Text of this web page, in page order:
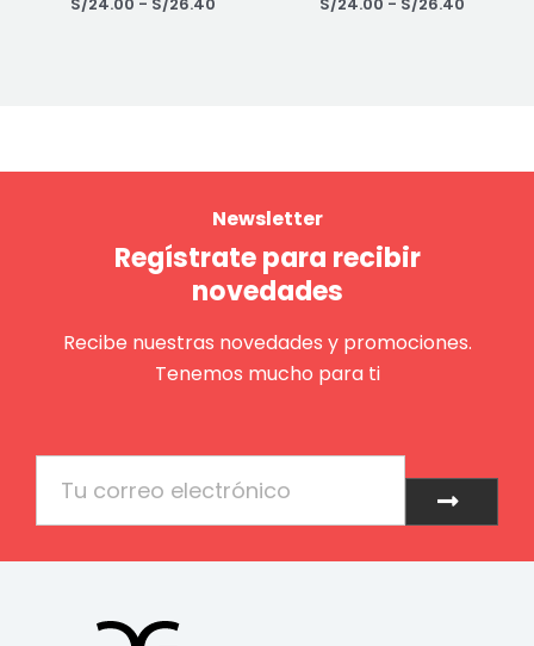
S/24.00 - S/26.40 S/24.00 - S/26.40
Newsletter
Regístrate para recibir
novedades
Recibe nuestras novedades y promociones.
Tenemos mucho para ti
Enviar